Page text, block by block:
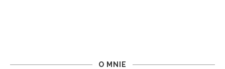
O MNIE